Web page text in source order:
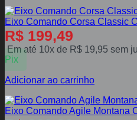
Eixo Comando Corsa Classic
R$ 199,49
Em até 10x de R$ 19,95 sem
Pix
Adicionar ao carrinho
Eixo Comando Agile Montana